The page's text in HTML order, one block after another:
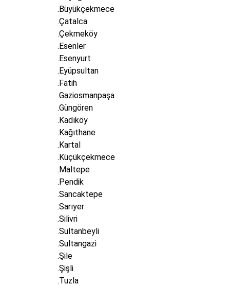
.Büyükçekmece
.Çatalca
.Çekmeköy
.Esenler
.Esenyurt
.Eyüpsultan
.Fatih
.Gaziosmanpaşa
.Güngören
.Kadıköy
.Kağıthane
.Kartal
.Küçükçekmece
.Maltepe
.Pendik
.Sancaktepe
.Sarıyer
.Silivri
.Sultanbeyli
.Sultangazi
.Şile
.Şişli
.Tuzla